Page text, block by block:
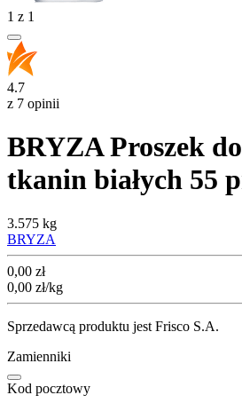
1 z 1
4.7
z 7 opinii
BRYZA Proszek
tkanin białych 55
3.575 kg
BRYZA
Cena
0,00 zł
0,00 zł/kg
Sprzedawcą produktu jest Frisco S.A.
Zamienniki
Kod pocztowy